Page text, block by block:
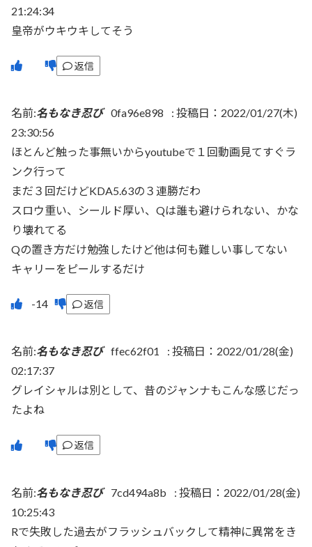
21:24:34
皇帝がウキウキしてそう
返信
名前:名もなき忍び 0fa96e898 : 投稿日：2022/01/27(木)
23:30:56
ほとんど触った事無いからyoutubeで１回動画見てすぐラ
ンク行って
まだ３回だけどKDA5.63の３連勝だわ
スロウ重い、シールド厚い、Qは誰も避けられない、かな
り壊れてる
Qの置き方だけ勉強したけど他は何も難しい事してない
キャリーをピールするだけ
返信
名前:名もなき忍び ffec62f01 : 投稿日：2022/01/28(金)
02:17:37
グレイシャルは別として、昔のジャンナもこんな感じだっ
たよね
返信
名前:名もなき忍び 7cd494a8b : 投稿日：2022/01/28(金)
10:25:43
Rで失敗した過去がフラッシュバックして精神に異常をき